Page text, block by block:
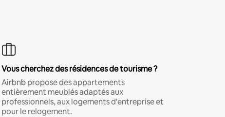
Vous cherchez des résidences de tourisme ?
Airbnb propose des appartements
entièrement meublés adaptés aux
professionnels, aux logements d'entreprise et
pour le relogement.